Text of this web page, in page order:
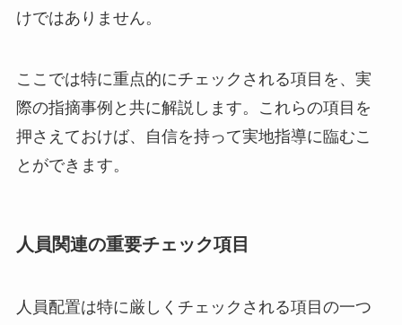
けではありません。
ここでは特に重点的にチェックされる項目を、実
際の指摘事例と共に解説します。これらの項目を
押さえておけば、自信を持って実地指導に臨むこ
とができます。
人員関連の重要チェック項目
人員配置は特に厳しくチェックされる項目の一つ